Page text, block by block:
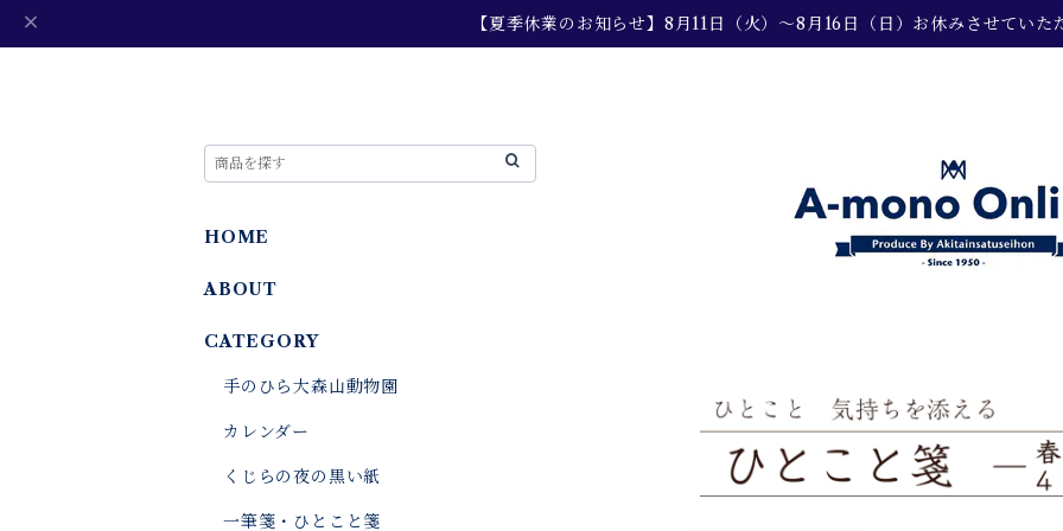
【夏季休業のお知らせ】8月11日（火）～8月16日（日）お休みさせていた
HOME
ABOUT
CATEGORY
手のひら大森山動物園
カレンダー
くじらの夜の黒い紙
一筆箋・ひとこと箋